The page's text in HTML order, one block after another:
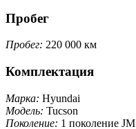
Пробег
Пробег: 220 000 км
Комплектация
Марка: Hyundai
Модель: Tucson
Поколение: 1 поколение JM